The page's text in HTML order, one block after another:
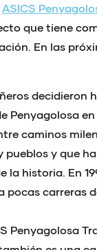
ASICS
que tiene
En las
decidieron
Penyagolosa
caminos
pueblos y que
historia. En
pocas carreras
Penyagolosa